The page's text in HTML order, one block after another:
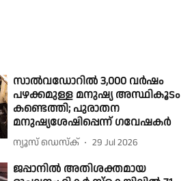
സാൽവഡോറിൽ 3,000 വർഷം
പഴക്കമുള്ള മനുഷ്യ അസ്ഥികൂടം
കണ്ടെത്തി; പുരാതന
മനുഷ്യശേഷിപ്പെന്ന് ഗവേഷകർ
ന്യൂസ് ഡെസ്ക് 29 Jul 2026
ജപ്പാനിൽ അതിശക്തമായ